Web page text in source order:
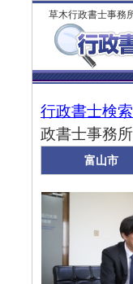
草木行政書士事務
行政書士検
政書士事務所
富山市